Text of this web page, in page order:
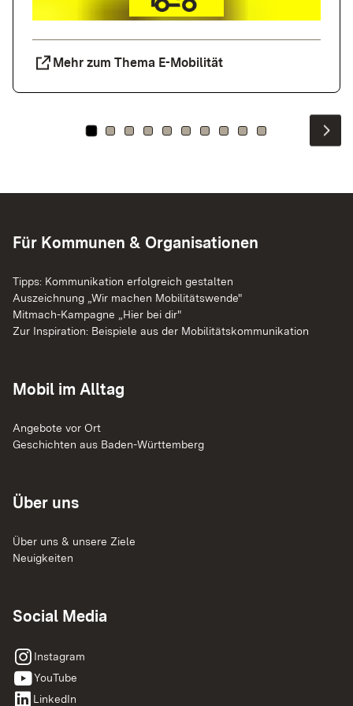
Mehr zum Thema E-Mobilität
Für Kommunen & Organisationen
Tipps: Kommunikation erfolgreich gestalten
Auszeichnung „Wir machen Mobilitätswende"
Mitmach-Kampagne „Hier bei dir"
Zur Inspiration: Beispiele aus der Mobilitätskommunikation
Mobil im Alltag
Angebote vor Ort
Geschichten aus Baden-Württemberg
Über uns
Über uns & unsere Ziele
Neuigkeiten
Social Media
instagram Instagram
youtubeYouTube
linkedin LinkedIn